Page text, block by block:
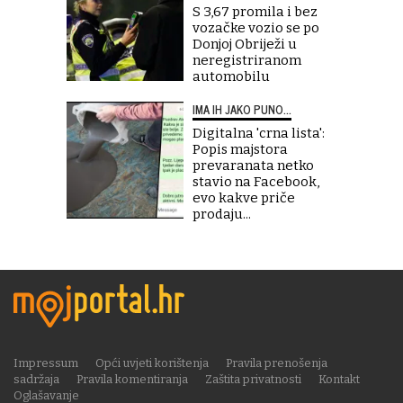
S 3,67 promila i bez
vozačke vozio se po
Donjoj Obriježi u
neregistriranom
automobilu
IMA IH JAKO PUNO...
Digitalna 'crna lista':
Popis majstora
prevaranata netko
stavio na Facebook,
evo kakve priče
prodaju...
Impressum Opći uvjeti korištenja
Pravila prenošenja
sadržaja
Pravila komentiranja Zaštita privatnosti
Kontakt
Oglašavanje